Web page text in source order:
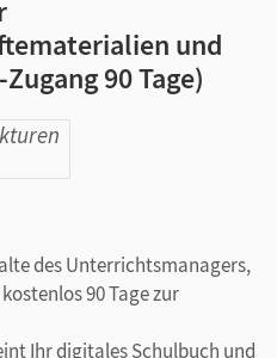
und
90 Tage)
des Unterrichtsmanagers,
90 Tage zur
Ihr digitales Schulbuch und